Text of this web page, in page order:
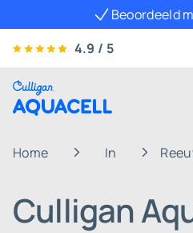
Beoordeeld
4.9 / 5
Home In
Culligan